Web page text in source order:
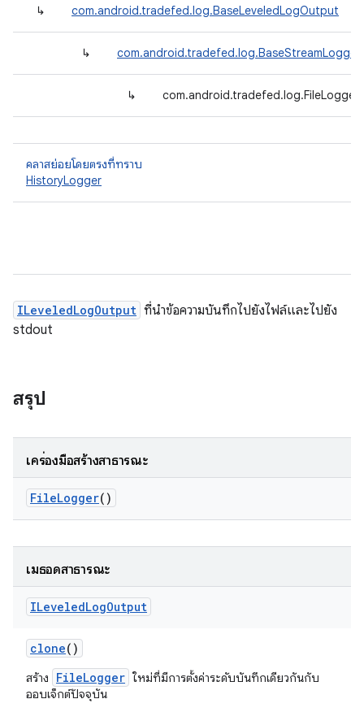
↳ com.android.tradefed.log.BaseLeveledLogOutput
↳ com.android.tradefed.log.BaseStreamLogger
↳ com.android.tradefed.log.FileLogger
คลาสย่อยโดยตรงที่ทราบ
HistoryLogger
ILeveledLogOutput ที่นำข้อความบันทึกไปยังไฟล์และไปยัง
stdout
สรุป
เครื่องมือสร้างสาธารณะ
FileLogger()
เมธอดสาธารณะ
ILeveledLogOutput
clone()
สร้าง FileLogger ใหม่ที่มีการตั้งค่าระดับบันทึกเดียวกันกับ
ออบเจ็กต์ปัจจุบัน